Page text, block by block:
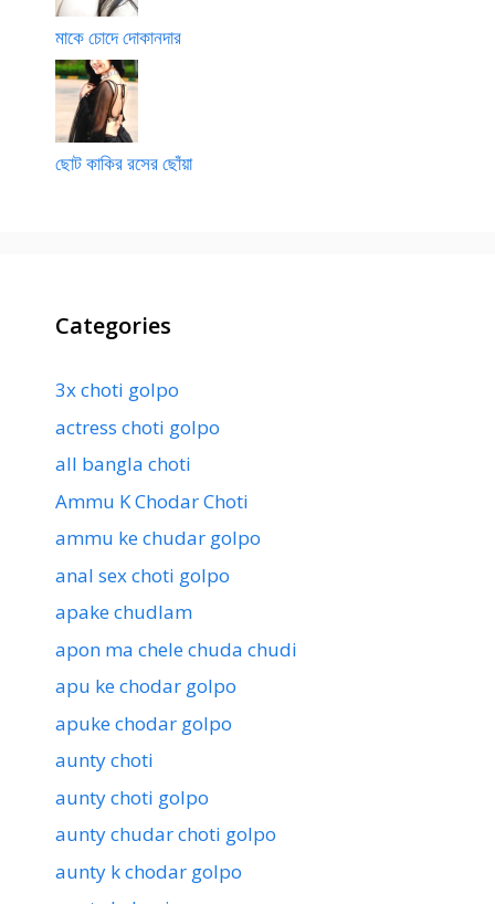
মাকে চোদে দোকানদার
ছোট কাকির রসের ছোঁয়া
Categories
3x choti golpo
actress choti golpo
all bangla choti
Ammu K Chodar Choti
ammu ke chudar golpo
anal sex choti golpo
apake chudlam
apon ma chele chuda chudi
apu ke chodar golpo
apuke chodar golpo
aunty choti
aunty choti golpo
aunty chudar choti golpo
aunty k chodar golpo